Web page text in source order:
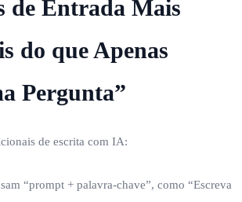
de Entrada Mais
do que Apenas
Pergunta”
de escrita com IA:
“prompt + palavra-chave”, como “Escreva